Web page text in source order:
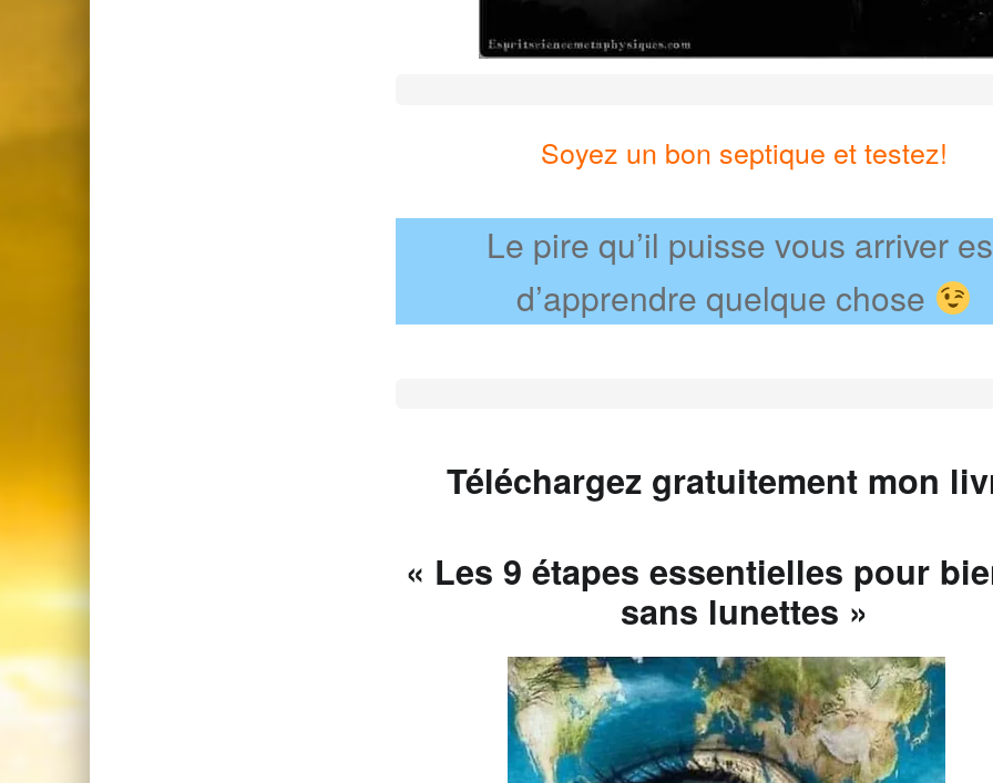
Soyez un bon septique et testez!
Le pire qu’il puisse vous arriver
d’apprendre quelque chose
Téléchargez gratuitement mon
« Les 9 étapes essentielles pour
sans lunettes »